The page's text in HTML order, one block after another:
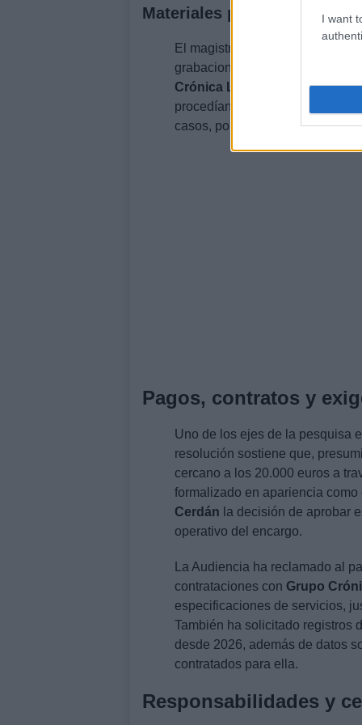
I want
Materiales procedentes de
El magistrado incide en que
grabaciones atribuibles al
Crónica Libre
un papel
procedían de archivos ajenos y
casos, por la propia directora
Pagos, contratos y
Uno de los ejes de la pesquisa
resolución sostiene que,
cercano a los 20.000 euros a
formalizado en apariencia
Cerdán la decisión de aprobar
operativo del encargo.
La Audiencia ha reclamado al
contrataciones con Grupo
especificaciones de servicios,
También ha solicitado registros
desde 2026, además de datos
contratados para ella.
Responsabilidades y